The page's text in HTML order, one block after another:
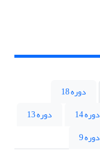
دوره 18
دوره 14
دوره 13
دوره 9